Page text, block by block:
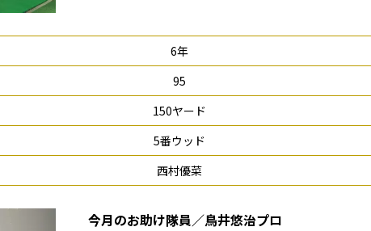
6年
95
150ヤード
5番ウッド
西村優菜
今月のお助け隊員／鳥井悠治プロ